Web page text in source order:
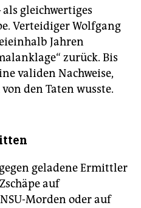
gleichwertiges
Verteidiger Wolfgang
Jahren
zurück. Bis
validen Nachweise,
den Taten wusste.
geladene Ermittler
auf
Morden oder auf